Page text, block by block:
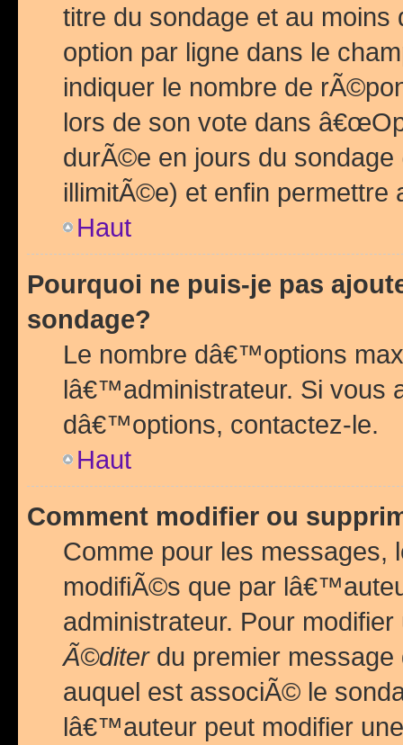
titre du sondage et au
option par ligne dans le
indiquer le nombre de
lors de son vote dans
durÃ©e en jours du
illimitÃ©e) et enfin permettre
Haut
Pourquoi ne puis-je pas
sondage?
Le nombre dâ€™options
lâ€™administrateur. Si vous
dâ€™options, contactez-le.
Haut
Comment modifier ou
Comme pour les messages,
modifiÃ©s que par
administrateur. Pour
Ã©diterdu premier
auquel est associÃ© le
lâ€™auteur peut modifier